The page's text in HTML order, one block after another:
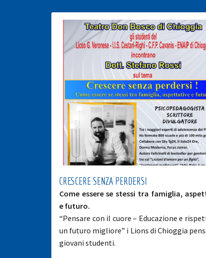
CRESCERE SENZA PERDERSI
Come essere se stessi tra famiglia,
e futuro.
“Pensare con il cuore – Educazione e
un futuro migliore” i Lions di Chioggia
giovani studenti.